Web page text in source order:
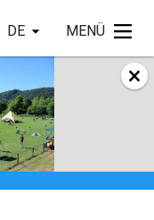
DE MENÜ